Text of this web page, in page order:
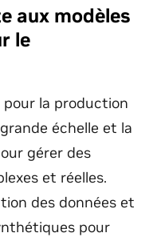
aux modèles
le
la production
échelle et la
gérer des
et réelles.
des données et
pour